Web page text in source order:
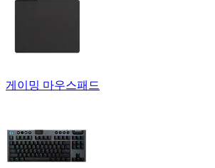
게이밍 마우스패드